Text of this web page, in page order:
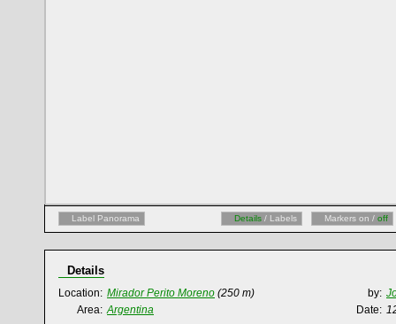
Label Panorama Details / Labels Markers on / off
Details
Location: Mirador Perito Moreno (250 m) by:
Area: Argentina Date: